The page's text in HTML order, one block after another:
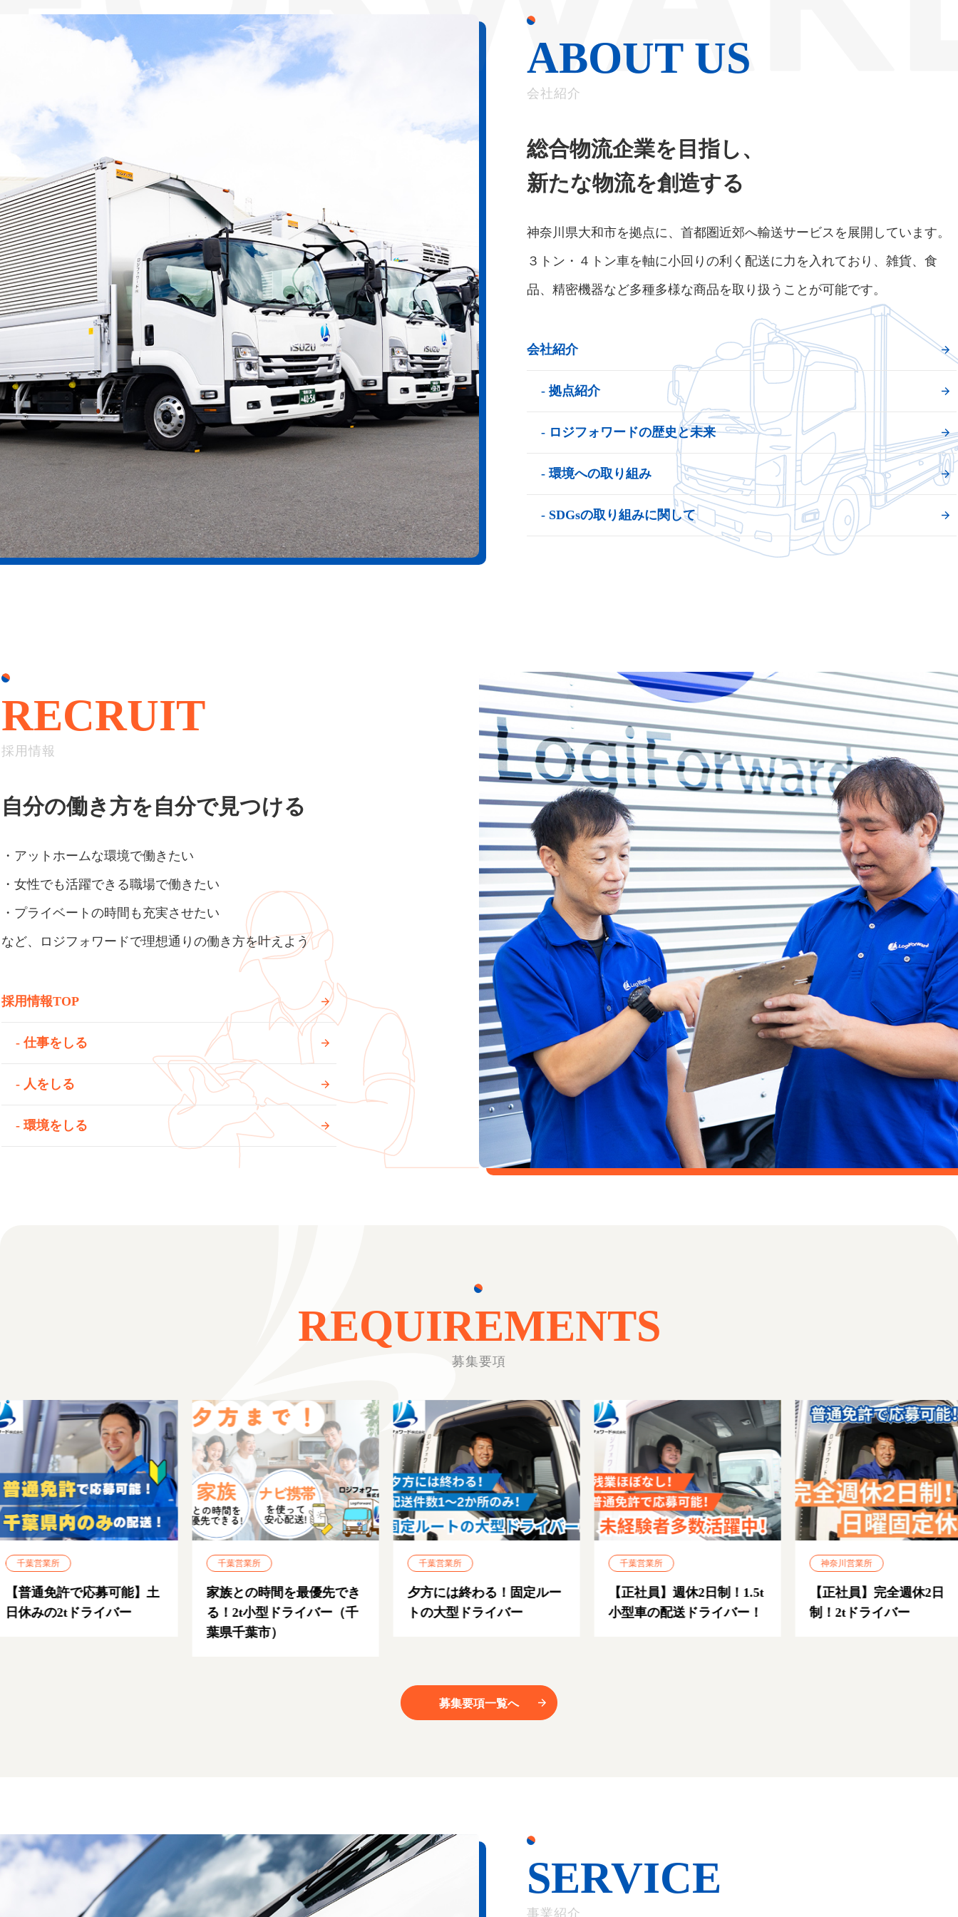
ABOUT US
会社紹介
総合物流企業を目指し、
新たな物流を創造する
神奈川県大和市を拠点に、首都圏近郊へ輸送サービスを展開しています。
３トン・４トン車を軸に小回りの利く配送に力を入れており、雑貨、食
品、精密機器など多種多様な商品を取り扱うことが可能です。
会社紹介
- 拠点紹介
- ロジフォワードの歴史と未来
- 環境への取り組み
- SDGsの取り組みに関して
RECRUIT
採用情報
自分の働き方を自分で見つける
・アットホームな環境で働きたい
・女性でも活躍できる職場で働きたい
・プライベートの時間も充実させたい
など、ロジフォワードで理想通りの働き方を叶えよう
採用情報TOP
- 仕事をしる
- 人をしる
- 環境をしる
REQUIREMENTS
募集要項
千葉営業所
普通免許で応募可能】土
休みの2tドライバー
千葉営業所
家族との時間を最優先でき
る！2t小型ドライバー（千
葉県千葉市）
千葉営業所
夕方には終わる！固定ルー
トの大型ドライバー
千葉営業所
【正社員】週休2日制！1.5t
小型車の配送ドライバー！
神奈川営業所
【正社員】完全週休2日
制！2tドライバー
募集要項一覧へ
SERVICE
事業紹介